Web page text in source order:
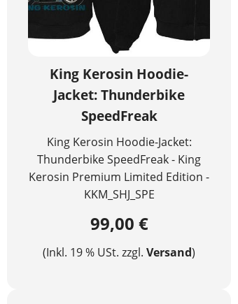
King Kerosin Hoodie-
Jacket: Thunderbike
SpeedFreak
King Kerosin Hoodie-Jacket:
Thunderbike SpeedFreak - King
Kerosin Premium Limited Edition -
KKM_SHJ_SPE
99,00 €
(Inkl. 19 % USt. zzgl. Versand)